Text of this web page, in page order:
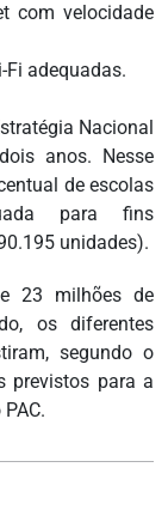
com velocidade
Fi adequadas.
Nacional
anos. Nesse
de escolas
para fins
unidades).
23 milhões de
os diferentes
segundo o
previstos para a